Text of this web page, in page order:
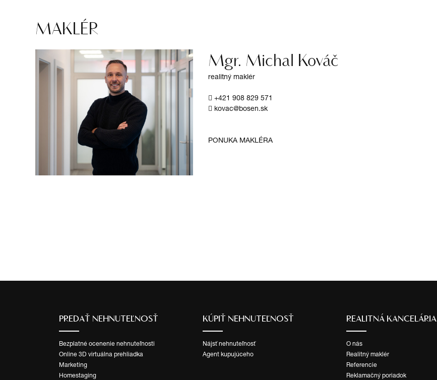
MAKLÉR
Mgr. Michal Kováč
realitný maklér
+421 908 829 571
kovac@bosen.sk
PONUKA MAKLÉRA
PREDAŤ NEHNUTEĽNOSŤ
Bezplatné ocenenie nehnuteľnosti
Online 3D virtuálna prehliadka
Marketing
Homestaging
KÚPIŤ NEHNUTEĽNOSŤ
Nájsť nehnuteľnosť
Agent kupujúceho
REALITNÁ KANCELÁRIA
O nás
Realitný maklér
Referencie
Reklamačný poriadok